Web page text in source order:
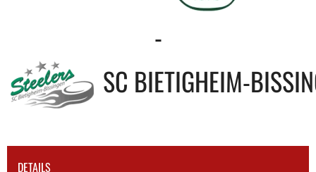
-
SC BIETIGHEIM-
DETAILS